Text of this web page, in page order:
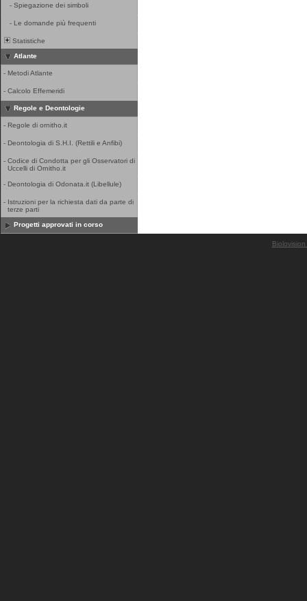
- Spiegazione dei simboli
- Le domande più frequenti
Statistiche
Atlante
- Metodi Atlante
- Calcolo Effemeridi
Regole e Deontologie
- Regole di ornitho.it
- Deontologia di S.H.I. (Rettili e Anfibi)
- Codice di Condotta per gli Osservatori di
Uccelli di Ornitho.it
- Deontologia di Odonata.it (Libellule)
- Istruzioni per la richiesta dati da parte di
terze parti
Progetti approvati in corso
Biolovision